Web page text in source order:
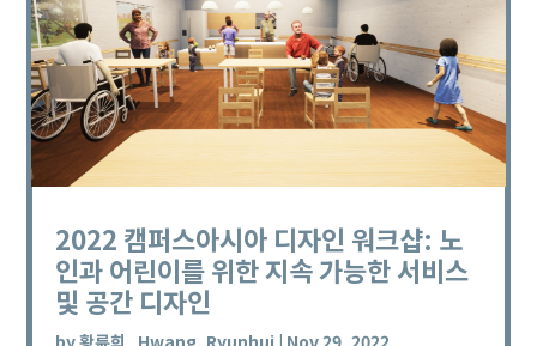
2022 캠퍼스아시아 디자인 워크샵: 노
인과 어린이를 위한 지속 가능한 서비스
및 공간 디자인